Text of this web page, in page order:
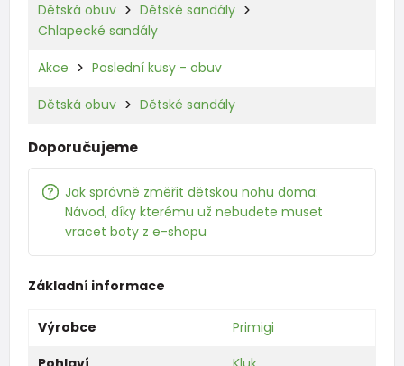
Dětská obuv
Dětské sandály
Chlapecké sandály
Akce Poslední kusy - obuv
Dětská obuv Dětské sandály
Doporučujeme
Jak správně změřit dětskou nohu doma:
Návod, díky kterému už nebudete muset
vracet boty z e-shopu
Základní informace
Výrobce
Primigi